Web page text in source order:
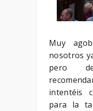
Muy
nosotros
pero
intentéis
para la